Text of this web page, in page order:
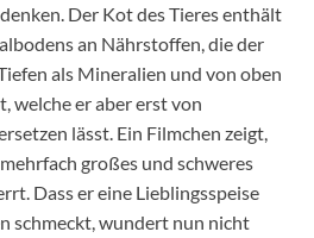
Der Kot des Tieres enthält
an Nährstoffen, die der
als Mineralien und von oben
welche er aber erst von
lässt. Ein Filmchen zeigt,
großes und schweres
Dass er eine Lieblingsspeise
schmeckt, wundert nun nicht